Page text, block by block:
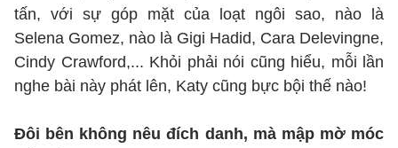
tấn, với sự góp mặt của loạt ngôi sao, nào là
Selena Gomez, nào là Gigi Hadid, Cara Delevingne,
Cindy Crawford,... Khỏi phải nói cũng hiểu, mỗi lần
nghe bài này phát lên, Katy cũng bực bội thế nào!
Đôi bên không nêu đích danh, mà mập mờ móc